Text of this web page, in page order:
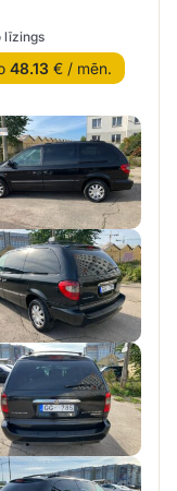
līzings
48.13 € / mēn.